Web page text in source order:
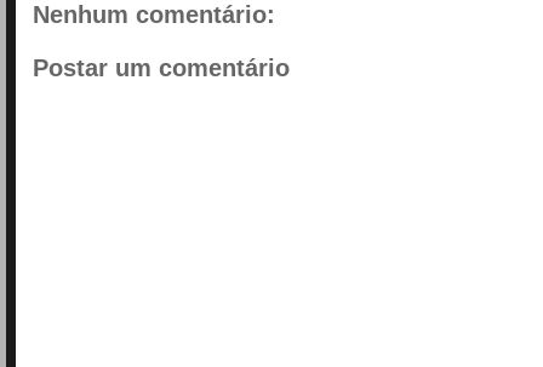
Nenhum comentário:
Postar um comentário